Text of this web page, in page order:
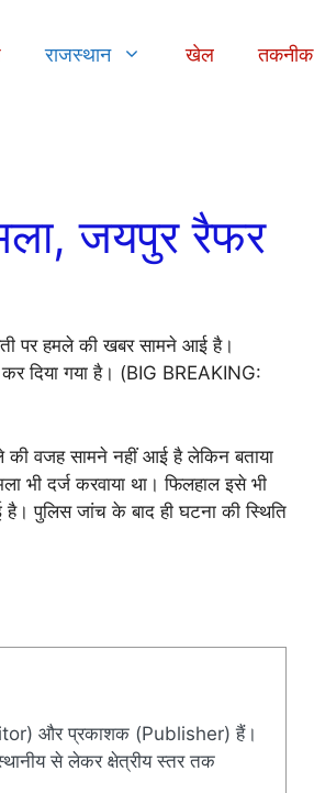
राजस्थान खेल तकनीक
जयपुर रैफर
पर हमले की खबर सामने आई है।
दिया गया है। (BIG BREAKING:
की वजह सामने नहीं आई है लेकिन बताया
भी दर्ज करवाया था। फिलहाल इसे भी
पुलिस जांच के बाद ही घटना की स्थिति
और प्रकाशक (Publisher) हैं।
से लेकर क्षेत्रीय स्तर तक